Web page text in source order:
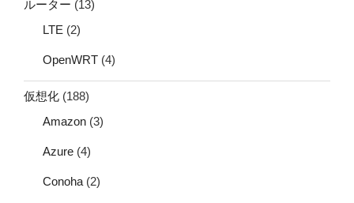
ルーター (13)
LTE (2)
OpenWRT (4)
仮想化 (188)
Amazon (3)
Azure (4)
Conoha (2)